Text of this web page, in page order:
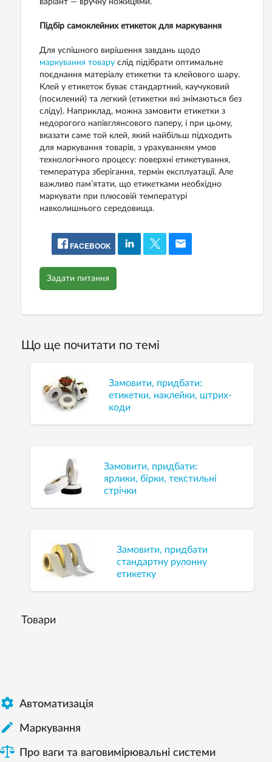
варіант — вручну ножицями.
Підбір самоклейних етикеток для маркування
Для успішного вирішення завдань щодо
маркування товару слід підібрати оптимальне
поєднання матеріалу етикетки та клейового шару.
Клей у етикеток буває стандартний, каучуковий
(посилений) та легкий (етикетки які знімаються без
сліду). Наприклад, можна замовити етикетки з
недорогого напівглянсового паперу, і при цьому,
вказати саме той клей, який найбільш підходить
для маркування товарів, з урахуванням умов
технологічного процесу: поверхні етикетування,
температура зберігання, термін експлуатації. Але
важливо пам’ятати, що етикетками необхідно
маркувати при плюсовій температурі
навколишнього середовища.
FACEBOOK
Задати питання
Що ще почитати по темі
Замовити, придбати:
етикетки, наклейки, штрих-
коди
Замовити, придбати:
ярлики, бірки, текстильні
стрічки
Замовити, придбати
стандартну рулонну
етикетку
Товари
 Автоматизація
 Mаркування
Про ваги та ваговимірювальні системи